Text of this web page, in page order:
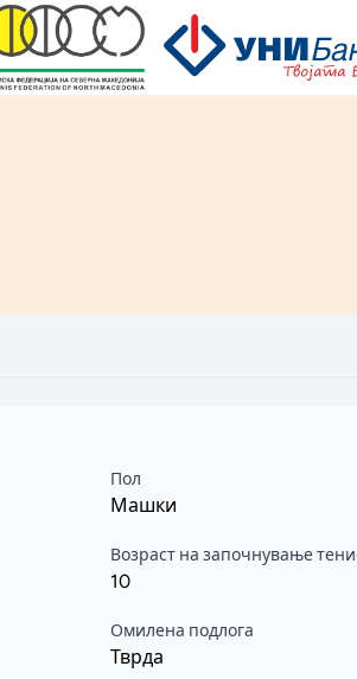
Пол
Машки
Возраст на започнување
10
Омилена подлога
Тврда